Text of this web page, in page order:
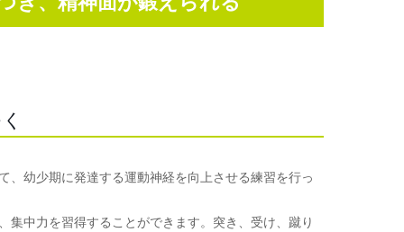
、幼少期に発達する運動神経を向上させる練習を行っ
集中力を習得することができます。突き、受け、蹴り